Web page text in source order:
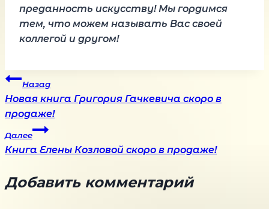
преданность искусству! Мы гордимся
тем, что можем называть Вас своей
коллегой и другом!
Навигация
по
записям
Назад
Новая книга Григория Гачкевича скоро в
продаже!
Далее
Книга Елены Козловой скоро в продаже!
Добавить комментарий